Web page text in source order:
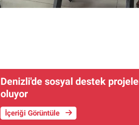
Denizli'de sosyal destek
oluyor
İçeriği Görüntüle